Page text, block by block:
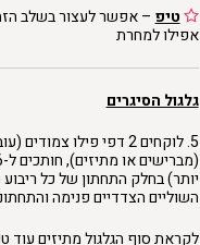
טיפ – אפשר לעצור בשלב
אפילו למחרת
גלגול הסיגרים
5. לוקחים 2 דפי פילו
יותר) בחלק התחתון של כל
השוליים הצדדיים פנימה
לקראת סוף הגלגול מתיזים עוד